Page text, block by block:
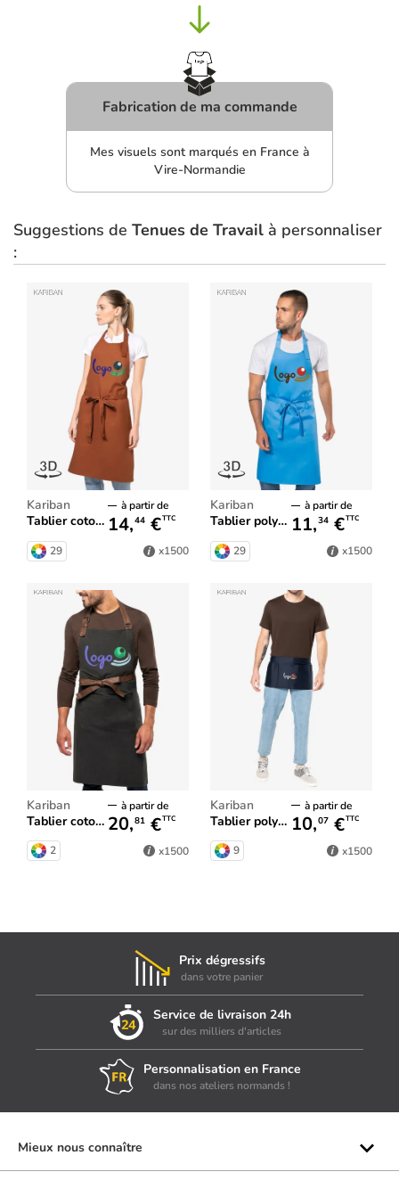
Fabrication de ma commande
Mes visuels sont marqués en France à
Vire-Normandie
Suggestions de Tenues de Travail à personnaliser
:
Kariban
Tablier coton sans poche
à partir de
14,44 €TTC
29 x1500
Kariban
Tablier polycoton sans poche
à partir de
11,34 €TTC
29 x1500
Kariban
Tablier coton vintage
à partir de
20,81 €TTC
2 x1500
Kariban
Tablier polycoton court
à partir de
10,07 €TTC
9 x1500
Prix dégressifs
dans votre panier
Service de livraison 24h
sur des milliers d'articles
Personnalisation en France
dans nos ateliers normands !
Mieux nous connaître